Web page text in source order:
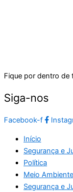
Fique por dentro de
Siga-nos
Facebook-f
Início
Segurança e
Política
Meio
Segurança e